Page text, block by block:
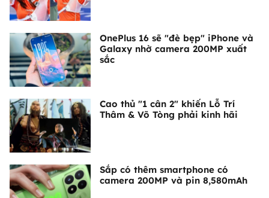
OnePlus 16 sẽ "đè bẹp" iPhone và
Galaxy nhờ camera 200MP xuất
sắc
Cao thủ "1 cân 2" khiến Lỗ Trí
Thâm & Võ Tòng phải kinh hãi
Sắp có thêm smartphone có
camera 200MP và pin 8,580mAh